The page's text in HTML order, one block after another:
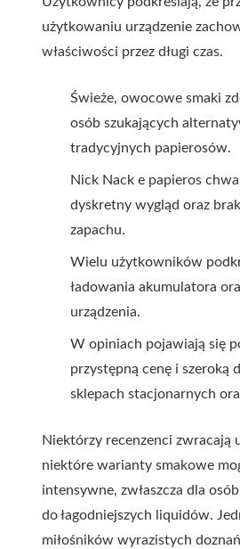
użytkowaniu urządzenie
właściwości przez długi czas.
Świeże, owocowe smaki
osób szukających
tradycyjnych papierosów.
Nick Nack e papieros
dyskretny wygląd oraz
zapachu.
Wielu użytkowników
ładowania akumulatora
urządzenia.
W opiniach pojawiają się
przystępną cenę i szeroką
sklepach stacjonarnych
Niektórzy recenzenci zwracają
niektóre warianty smakowe
intensywne, zwłaszcza dla
do łagodniejszych liquidów.
miłośników wyrazistych